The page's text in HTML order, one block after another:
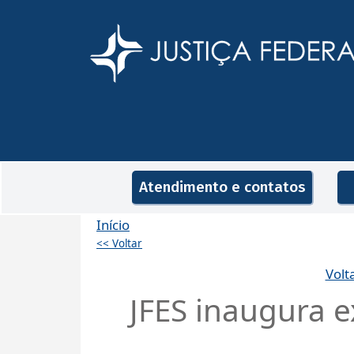
Navegação principal
Atendimento e contatos
Início
<< Voltar
JFES inaugura